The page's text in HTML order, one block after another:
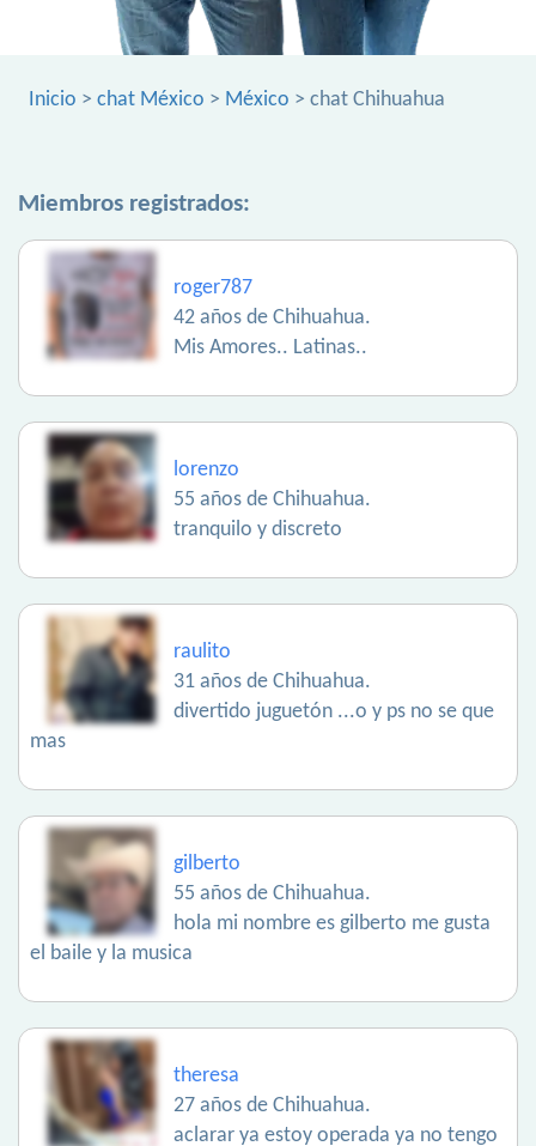
Inicio > chat México > México > chat Chihuahua
Miembros registrados:
roger787
42 años de Chihuahua.
Mis Amores.. Latinas..
lorenzo
55 años de Chihuahua.
tranquilo y discreto
raulito
31 años de Chihuahua.
divertido juguetón ...o y ps no se que
mas
gilberto
55 años de Chihuahua.
hola mi nombre es gilberto me gusta
el baile y la musica
theresa
27 años de Chihuahua.
aclarar ya estoy operada ya no tengo